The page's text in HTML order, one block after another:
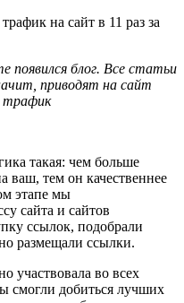
появился блог. Все статьи
приводят на сайт
трафик
такая: чем больше
ваш, тем он качественнее
этапе мы
сайта и сайтов
ссылок, подобрали
размещали ссылки.
участвовала во всех
смогли добиться лучших